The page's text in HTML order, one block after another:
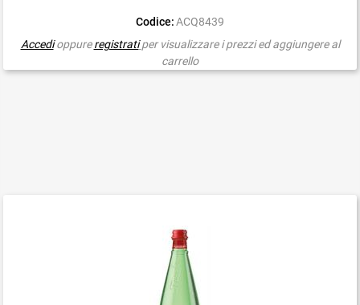
Codice: ACQ8439
Accedioppureregistrati per visualizzare i prezzi ed aggiungere al
carrello